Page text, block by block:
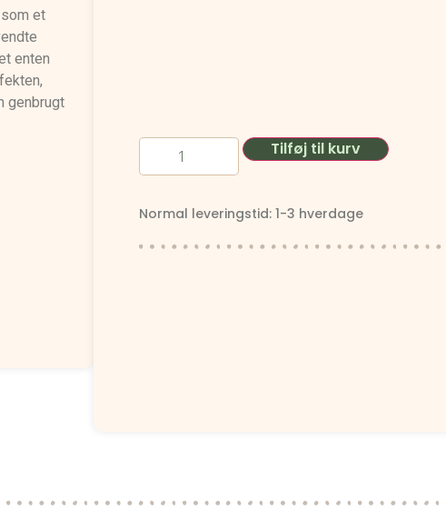
et
enten
genbrugt
Tilføj til kurv
Normal leveringstid: 1-3 hverdage